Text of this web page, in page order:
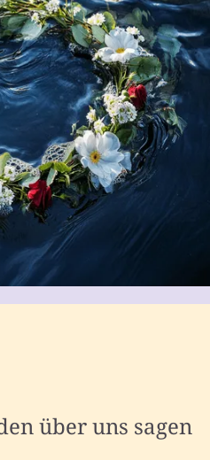
über uns sagen